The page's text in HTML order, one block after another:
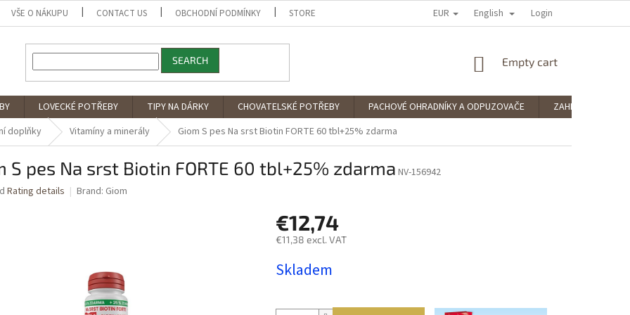
VŠE O NÁKUPU CONTACT US OBCHODNÍ PODMÍNKY STORE RATING PODMÍNKY OCHRANY OSOBNÍCH ÚDAJŮ
EUR English Login
SEARCH
SHOPPING
Empty cart
LOVECKÉ POTŘEBY TIPY NA DÁRKY CHOVATELSKÉ POTŘEBY PACHOVÉ OHRADNÍKY A ODPUZOVAČE
ZAHRADNÍ
doplňky Vitamíny a minerály Giom S pes Na srst Biotin FORTE 60 tbl+25% zdarma
S pes Na srst Biotin FORTE 60 tbl+25% zdarma NV-156942
Rating details Brand: Giom
€12,74
€11,38 excl. VAT
price:
Skladem